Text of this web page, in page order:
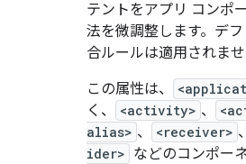
テントをアプリ コンポ
法を微調整します。デ
合ルールは適用されませ
この属性は、
く、
<activity> 、
alias> 、 <receiver> 、
ider> などのコンポー